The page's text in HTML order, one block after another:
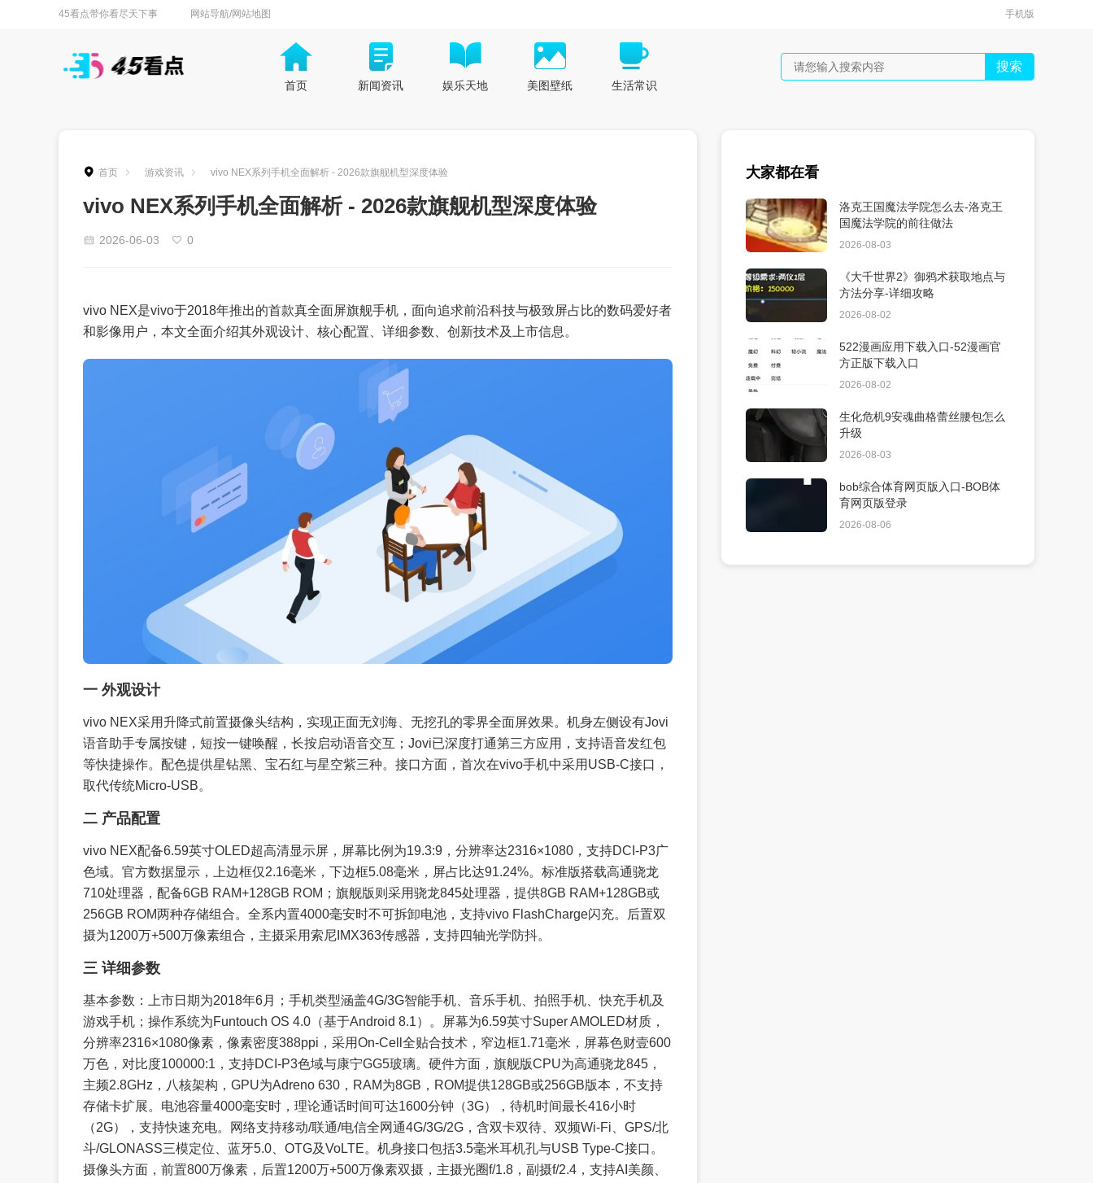
45看点带你看尽天下事 网站导航/网站地图 手机版
首页 新闻资讯 娱乐天地 美图壁纸 生活常识
搜索
首页 游戏资讯 vivo NEX系列手机全面解析 - 2026款旗舰机型深度体验
vivo NEX系列手机全面解析 - 2026款旗舰机型深度体验
2026-06-03 0
vivo NEX是vivo于2018年推出的首款真全面屏旗舰手机，面向追求前沿科技与极致屏占比的数码爱好者
和影像用户，本文全面介绍其外观设计、核心配置、详细参数、创新技术及上市信息。
一 外观设计
vivo NEX采用升降式前置摄像头结构，实现正面无刘海、无挖孔的零界全面屏效果。机身左侧设有Jovi
语音助手专属按键，短按一键唤醒，长按启动语音交互；Jovi已深度打通第三方应用，支持语音发红包
等快捷操作。配色提供星钻黑、宝石红与星空紫三种。接口方面，首次在vivo手机中采用USB-C接口，
取代传统Micro-USB。
二 产品配置
vivo NEX配备6.59英寸OLED超高清显示屏，屏幕比例为19.3:9，分辨率达2316×1080，支持DCI-P3广
色域。官方数据显示，上边框仅2.16毫米，下边框5.08毫米，屏占比达91.24%。标准版搭载高通骁龙
710处理器，配备6GB RAM+128GB ROM；旗舰版则采用骁龙845处理器，提供8GB RAM+128GB或
256GB ROM两种存储组合。全系内置4000毫安时不可拆卸电池，支持vivo FlashCharge闪充。后置双
摄为1200万+500万像素组合，主摄采用索尼IMX363传感器，支持四轴光学防抖。
三 详细参数
基本参数：上市日期为2018年6月；手机类型涵盖4G/3G智能手机、音乐手机、拍照手机、快充手机及
游戏手机；操作系统为Funtouch OS 4.0（基于Android 8.1）。屏幕为6.59英寸Super AMOLED材质，
分辨率2316×1080像素，像素密度388ppi，采用On-Cell全贴合技术，窄边框1.71毫米，屏幕色财壹600
万色，对比度100000:1，支持DCI-P3色域与康宁GG5玻璃。硬件方面，旗舰版CPU为高通骁龙845，
主频2.8GHz，八核架构，GPU为Adreno 630，RAM为8GB，ROM提供128GB或256GB版本，不支持
存储卡扩展。电池容量4000毫安时，理论通话时间可达1600分钟（3G），待机时间最长416小时
（2G），支持快速充电。网络支持移动/联通/电信全网通4G/3G/2G，含双卡双待、双频Wi-Fi、GPS/北
斗/GLONASS三模定位、蓝牙5.0、OTG及VoLTE。机身接口包括3.5毫米耳机孔与USB Type-C接口。
摄像头方面，前置800万像素，后置1200万+500万像素双摄，主摄光圈f/1.8，副摄f/2.4，支持AI美颜、
大家都在看
洛克王国魔法学院怎么去-洛克王
国魔法学院的前往做法
2026-08-03
《大千世界2》御鸦术获取地点与
方法分享-详细攻略
2026-08-02
522漫画应用下载入口-52漫画官
方正版下载入口
2026-08-02
生化危机9安魂曲格蕾丝腰包怎么
升级
2026-08-03
bob综合体育网页版入口-BOB体
育网页版登录
2026-08-06